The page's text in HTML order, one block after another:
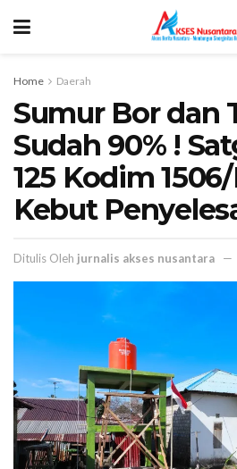
Home Daerah
Sumur Bor dan
Sudah 90% !
125 Kodim
Kebut
Ditulis Oleh jurnalis akses nusantara